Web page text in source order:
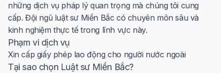
những dịch vụ pháp lý quan trọng mà chúng tôi cung
cấp. Đội ngũ luật sư Miền Bắc có chuyên môn sâu và
kinh nghiệm thực tế trong lĩnh vực này.
Phạm vi dịch vụ
Xin cấp giấy phép lao động cho người nước ngoài
Tại sao chọn Luật sư Miền Bắc?